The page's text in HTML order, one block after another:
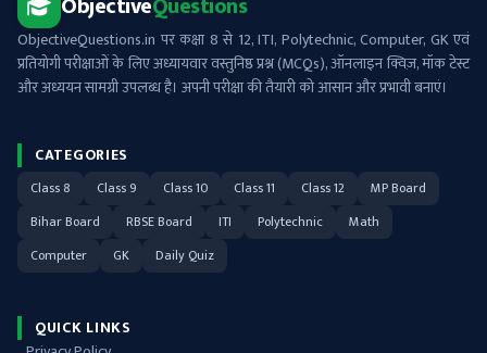
ObjectiveQuestions.in पर कक्षा 8 से 12, ITI, Polytechnic, Computer, GK एवं
प्रतियोगी परीक्षाओं के लिए अध्यायवार वस्तुनिष्ठ प्रश्न (MCQs), ऑनलाइन क्विज़, मॉक टेस्ट
और अध्ययन सामग्री उपलब्ध है। अपनी परीक्षा की तैयारी को आसान और प्रभावी बनाएं।
CATEGORIES
Class 8 Class 9 Class 10 Class 11 Class 12
MP Board
Bihar Board
RBSE Board ITI Polytechnic
Math
Computer
GK Daily Quiz
QUICK LINKS